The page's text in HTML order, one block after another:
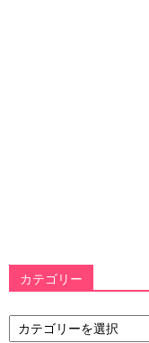
カテゴリー
カ
テ